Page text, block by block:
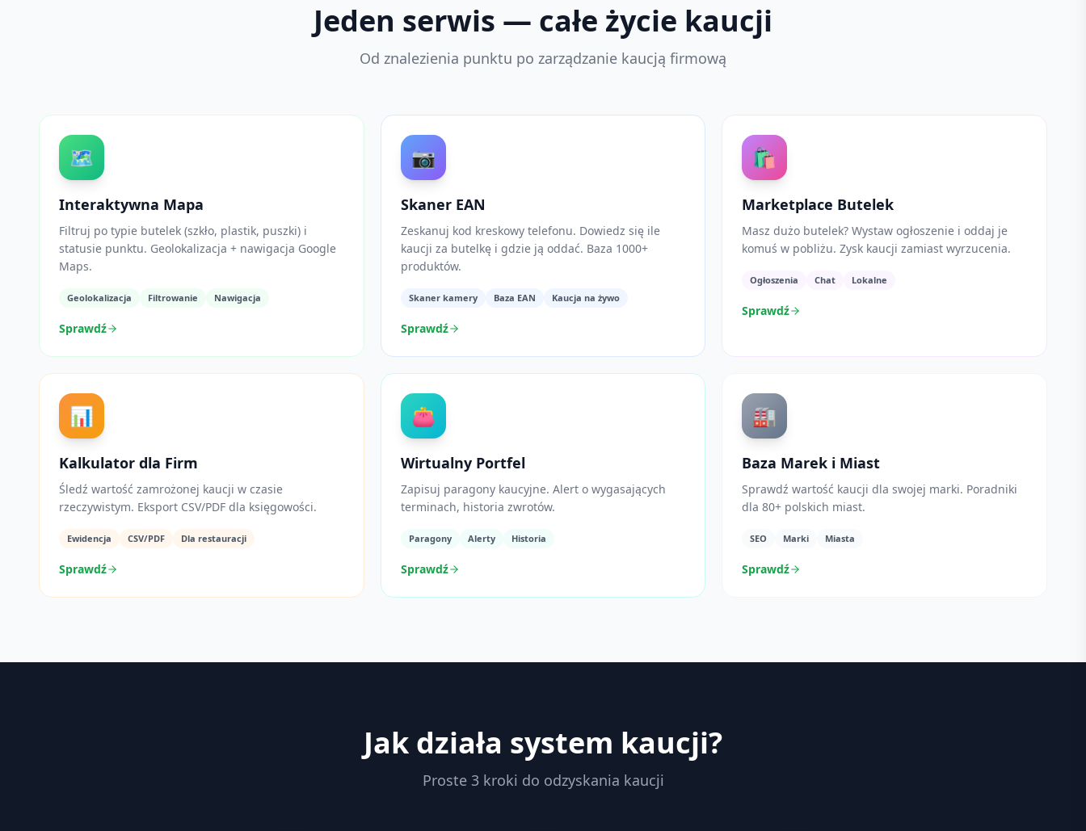
Jeden serwis — całe życie kaucji
Od znalezienia punktu po zarządzanie kaucją firmową
🗺️
Interaktywna Mapa
Filtruj po typie butelek (szkło, plastik, puszki) i
statusie punktu. Geolokalizacja + nawigacja Google
Maps.
Geolokalizacja Filtrowanie Nawigacja
Sprawdź
📷
Skaner EAN
Zeskanuj kod kreskowy telefonu. Dowiedz się ile
kaucji za butelkę i gdzie ją oddać. Baza 1000+
produktów.
Skaner kamery Baza EAN Kaucja na żywo
Sprawdź
🛍️
Marketplace Butelek
Masz dużo butelek? Wystaw ogłoszenie i oddaj je
komuś w pobliżu. Zysk kaucji zamiast wyrzucenia.
Ogłoszenia Chat Lokalne
Sprawdź
📊
Kalkulator dla Firm
Śledź wartość zamrożonej kaucji w czasie
rzeczywistym. Eksport CSV/PDF dla księgowości.
Ewidencja CSV/PDF Dla restauracji
Sprawdź
👛
Wirtualny Portfel
Zapisuj paragony kaucyjne. Alert o wygasających
terminach, historia zwrotów.
Paragony Alerty Historia
Sprawdź
🏭
Baza Marek i Miast
Sprawdź wartość kaucji dla swojej marki. Poradniki
dla 80+ polskich miast.
SEO Marki Miasta
Sprawdź
Jak działa system kaucji?
Proste 3 kroki do odzyskania kaucji